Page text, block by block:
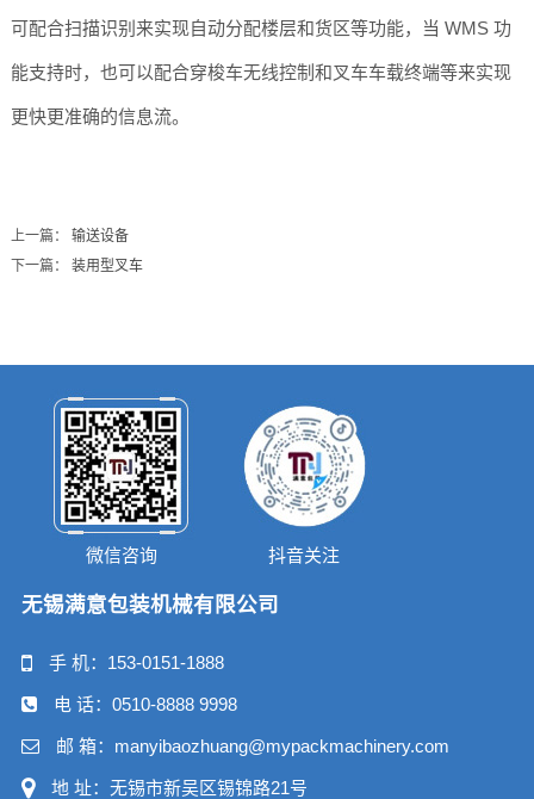
可配合扫描识别来实现自动分配楼层和货区等功能，当 WMS 功
能支持时，也可以配合穿梭车无线控制和叉车车载终端等来实现
更快更准确的信息流。
上一篇：
输送设备
下一篇：
装用型叉车
微信咨询 抖音关注
无锡满意包装机械有限公司
手 机： 153-0151-1888
电 话： 0510-8888 9998
邮 箱：manyibaozhuang@mypackmachinery.com
地 址：无锡市新吴区锡锦路21号